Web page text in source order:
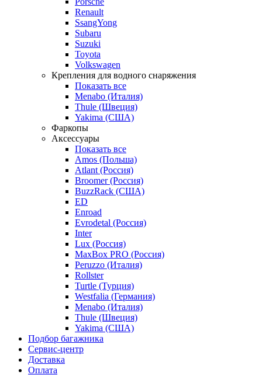
Renault
SsangYong
Subaru
Suzuki
Toyota
Volkswagen
Крепления для водного снаряжения
Показать все
Menabo (Италия)
Thule (Швеция)
Yakima (США)
Фаркопы
Аксессуары
Показать все
Amos (Польша)
Atlant (Россия)
Broomer (Россия)
BuzzRack (США)
ED
Enroad
Evrodetal (Россия)
Inter
Lux (Россия)
MaxBox PRO (Россия)
Peruzzo (Италия)
Rollster
Turtle (Турция)
Westfalia (Германия)
Menabo (Италия)
Thule (Швеция)
Yakima (США)
Подбор багажника
Сервис-центр
Доставка
Оплата